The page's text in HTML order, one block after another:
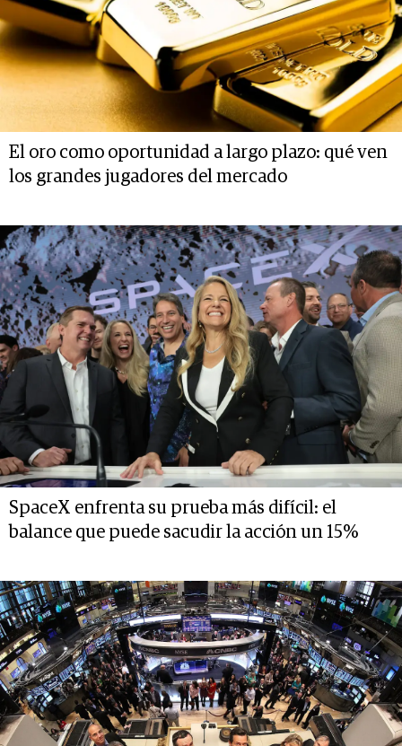
El oro como oportunidad a largo plazo: qué ven
los grandes jugadores del mercado
SpaceX enfrenta su prueba más difícil: el
balance que puede sacudir la acción un 15%